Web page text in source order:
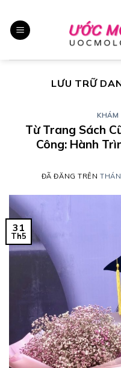
đến
nội
LƯU TRỮ
KHÁM
Từ Trang Sách
Công: Hành
ĐÃ ĐĂNG TRÊN
31
Th5